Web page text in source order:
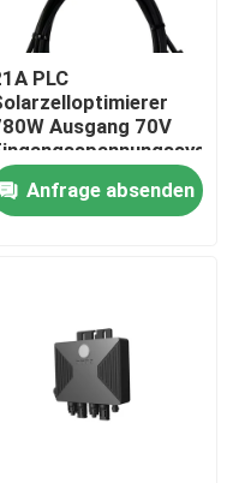
PLC
Ausgang 70V
Anfrage absenden